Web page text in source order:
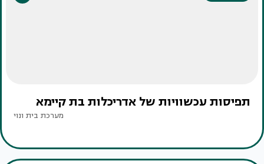
תפיסות עכשוויות של אדריכלות בת קיימא
מערכת בית ונוי